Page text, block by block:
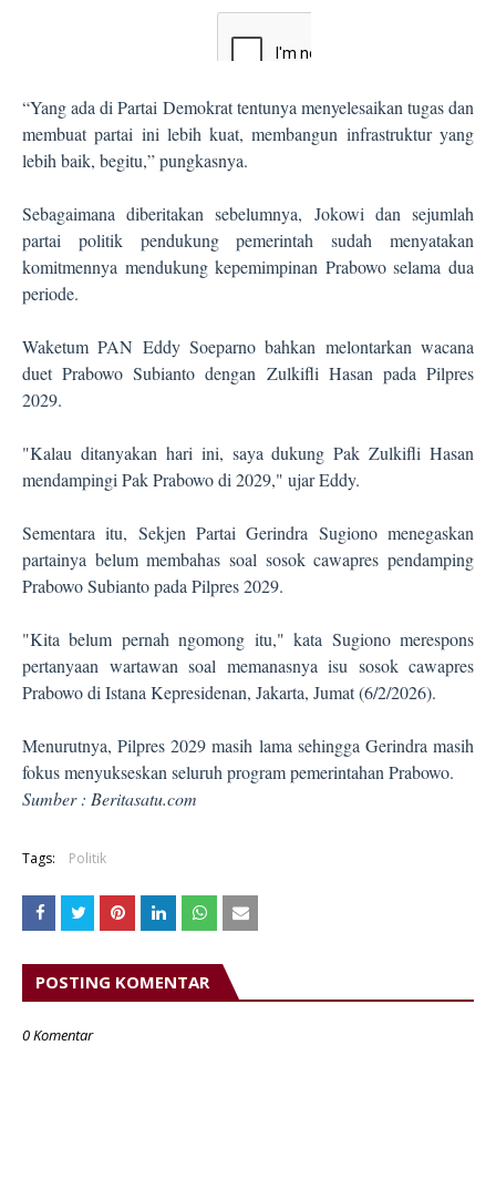
“Yang ada di Partai Demokrat tentunya menyelesaikan tugas dan
membuat partai ini lebih kuat, membangun infrastruktur yang
lebih baik, begitu,” pungkasnya.
Sebagaimana diberitakan sebelumnya, Jokowi dan sejumlah
partai politik pendukung pemerintah sudah menyatakan
komitmennya mendukung kepemimpinan Prabowo selama dua
periode.
Waketum PAN Eddy Soeparno bahkan melontarkan wacana
duet Prabowo Subianto dengan Zulkifli Hasan pada Pilpres
2029.
"Kalau ditanyakan hari ini, saya dukung Pak Zulkifli Hasan
mendampingi Pak Prabowo di 2029," ujar Eddy.
Sementara itu, Sekjen Partai Gerindra Sugiono menegaskan
partainya belum membahas soal sosok cawapres pendamping
Prabowo Subianto pada Pilpres 2029.
"Kita belum pernah ngomong itu," kata Sugiono merespons
pertanyaan wartawan soal memanasnya isu sosok cawapres
Prabowo di Istana Kepresidenan, Jakarta, Jumat (6/2/2026).
Menurutnya, Pilpres 2029 masih lama sehingga Gerindra masih
fokus menyukseskan seluruh program pemerintahan Prabowo.
Sumber : Beritasatu.com
Tags: Politik
POSTING KOMENTAR
0 Komentar